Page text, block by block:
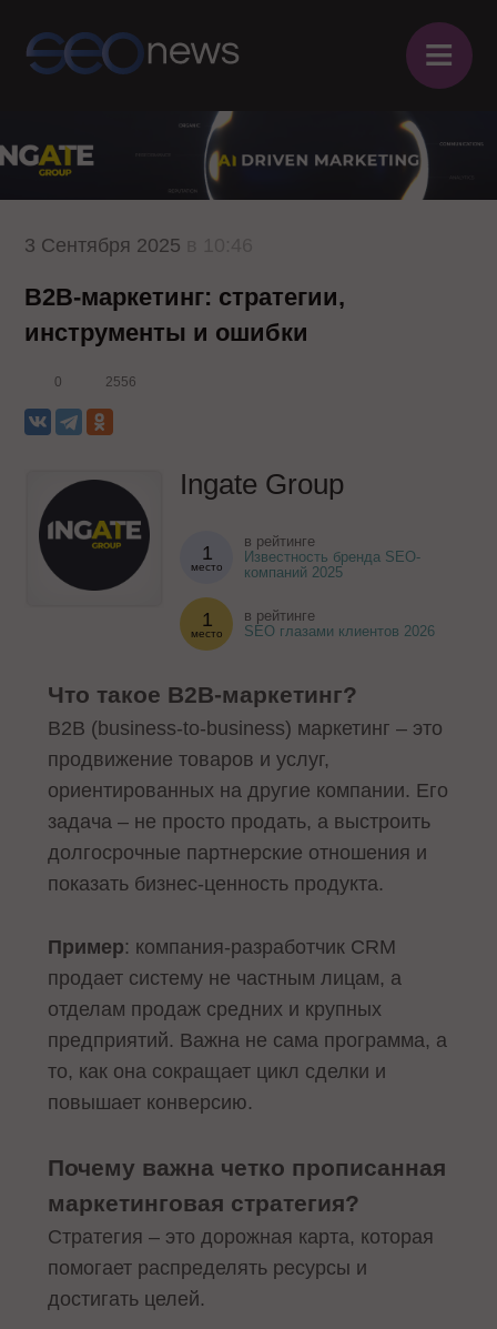
≡
3 Сентября 2025
B2B-маркетинг: стратегии,
инструменты и ошибки
0 2556
Ingate Group
1
место
в рейтинге
Известность бренда SEO-
компаний 2025
1
место
в рейтинге
SEO глазами клиентов 2026
Что такое B2B-маркетинг?
B2B (business-to-business) маркетинг – это
продвижение товаров и услуг,
ориентированных на другие компании. Его
задача – не просто продать, а выстроить
долгосрочные партнерские отношения и
показать бизнес-ценность продукта.
Пример: компания-разработчик CRM
продает систему не частным лицам, а
отделам продаж средних и крупных
предприятий. Важна не сама программа, а
то, как она сокращает цикл сделки и
повышает конверсию.
Почему важна четко прописанная
маркетинговая стратегия?
Стратегия – это дорожная карта, которая
помогает распределять ресурсы и
достигать целей.